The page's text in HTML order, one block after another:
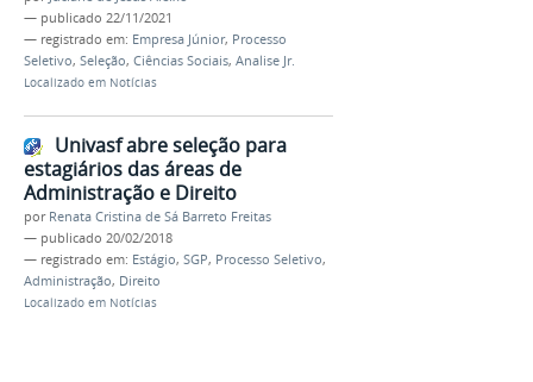
— publicado 22/11/2021
— registrado em: Empresa Júnior, Processo
Seletivo, Seleção, Ciências Sociais, Analise Jr.
Localizado em Notícias
Univasf abre seleção para
estagiários das áreas de
Administração e Direito
por Renata Cristina de Sá Barreto Freitas
— publicado 20/02/2018
— registrado em: Estágio, SGP, Processo Seletivo,
Administração, Direito
Localizado em Notícias